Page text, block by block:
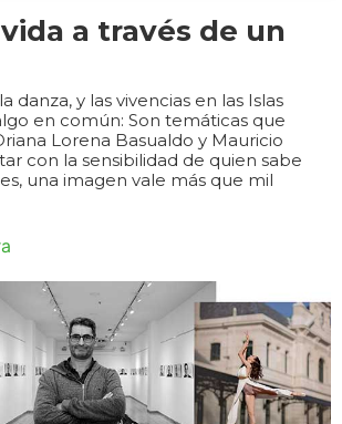
a través de un
danza, y las vivencias en las Islas
en común: Son temáticas que
Lorena Basualdo y Mauricio
con la sensibilidad de quien sabe
una imagen vale más que mil